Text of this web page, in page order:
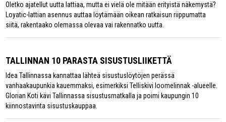
Oletko ajatellut uutta lattiaa, mutta ei vielä ole mitään erityistä näkemystä?
Loyatic-lattian asennus auttaa löytämään oikean ratkaisun riippumatta
siitä, rakentaako olemassa olevaa vai rakennatko uutta.
TALLINNAN 10 PARASTA SISUSTUSLIIKETTÄ
Idea Tallinnassa kannattaa lähteä sisustuslöytöjen perässä
vanhaakaupunkia kauemmaksi, esimerkiksi Telliskivi loomelinnak -alueelle.
Glorian Koti kävi Tallinnassa sisustusmatkalla ja poimi kaupungin 10
kiinnostavinta sisustuskauppaa.